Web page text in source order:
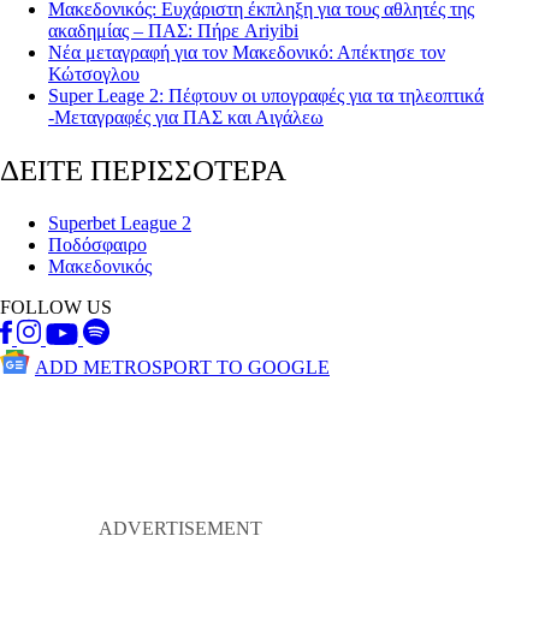
Μακεδονικός: Ευχάριστη έκπληξη για τους αθλητές της
ακαδημίας – ΠΑΣ: Πήρε Ariyibi
Νέα μεταγραφή για τον Μακεδονικό: Απέκτησε τον
Κώτσογλου
Super Leage 2: Πέφτουν οι υπογραφές για τα τηλεοπτικά
-Μεταγραφές για ΠΑΣ και Αιγάλεω
ΔΕΙΤΕ ΠΕΡΙΣΣΟΤΕΡΑ
Superbet League 2
Ποδόσφαιρο
Μακεδονικός
FOLLOW US
ADD METROSPORT TO GOOGLE